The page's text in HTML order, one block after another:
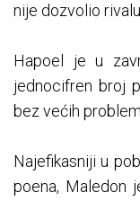
nije dozvolio
Hapoel je u
jednocifren broj
bez većih
Najefikasniji u
poena, Maledon